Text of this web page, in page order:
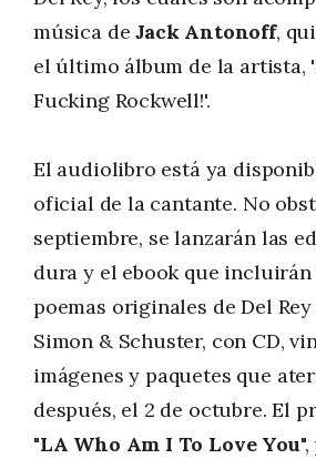
música deJack Antonoff,
el último álbum de la artista,
Fucking Rockwell!'.
El audiolibro está ya
oficial de la cantante. No
septiembre, se lanzarán las
dura y el ebook que incluirán
poemas originales de Del
Simon & Schuster, con CD,
imágenes y paquetes que
después, el 2 de octubre. El
"LA Who Am I To Love You